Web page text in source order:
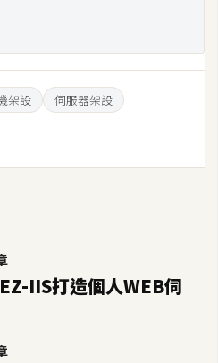
架設 伺服器架設
IIS打造個人WEB伺